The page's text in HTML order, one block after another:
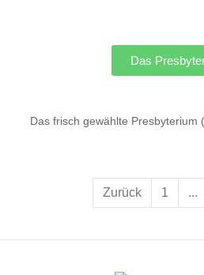
Das
Das frisch gewählte Presbyterium
Zurück 1 ...